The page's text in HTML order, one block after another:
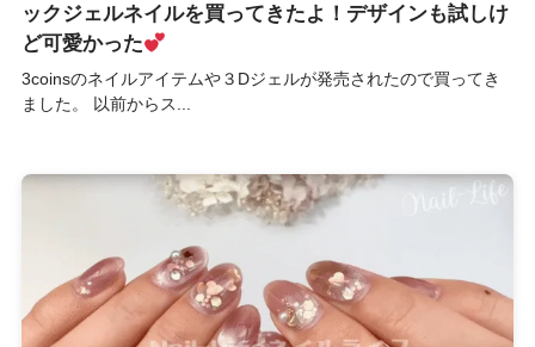
ックジェルネイルを買ってきたよ！デザインも試しけ
ど可愛かった
3coinsのネイルアイテムや３Dジェルが発売されたので買ってき
ました。 以前からス...